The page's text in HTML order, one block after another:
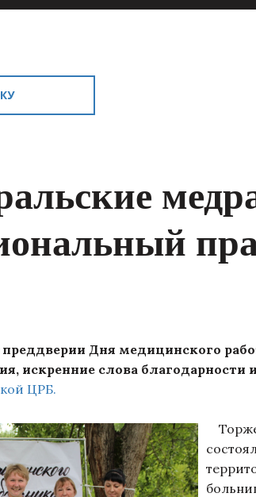
Дня медицинского
искренние слова благодарности
ЦРБ.